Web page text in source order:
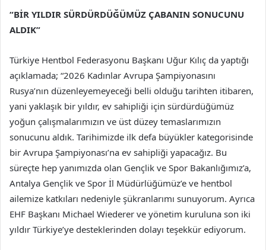
“BİR YILDIR SÜRDÜRDÜĞÜMÜZ ÇABANIN SONUCUNU
ALDIK”
Türkiye Hentbol Federasyonu Başkanı Uğur Kılıç da yaptığı
açıklamada; “2026 Kadınlar Avrupa Şampiyonasını
Rusya’nın düzenleyemeyeceği belli olduğu tarihten itibaren,
yani yaklaşık bir yıldır, ev sahipliği için sürdürdüğümüz
yoğun çalışmalarımızın ve üst düzey temaslarımızın
sonucunu aldık. Tarihimizde ilk defa büyükler kategorisinde
bir Avrupa Şampiyonası’na ev sahipliği yapacağız. Bu
süreçte hep yanımızda olan Gençlik ve Spor Bakanlığımız’a,
Antalya Gençlik ve Spor İl Müdürlüğümüz’e ve hentbol
ailemize katkıları nedeniyle şükranlarımı sunuyorum. Ayrıca
EHF Başkanı Michael Wiederer ve yönetim kuruluna son iki
yıldır Türkiye’ye desteklerinden dolayı teşekkür ediyorum.